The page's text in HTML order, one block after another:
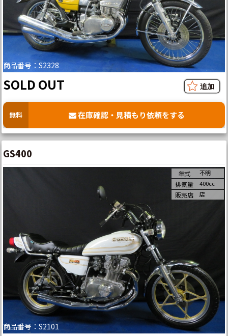
商品番号：S2328
SOLD OUT
無料 在庫確認・見積もり依頼をする
GS400
商品番号：S2101
年式 不明
排気量 400cc
販売店 店